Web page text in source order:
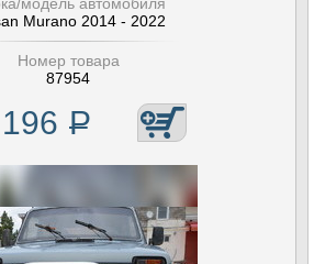
Murano 2014 - 2022
Номер товара
87954
Р